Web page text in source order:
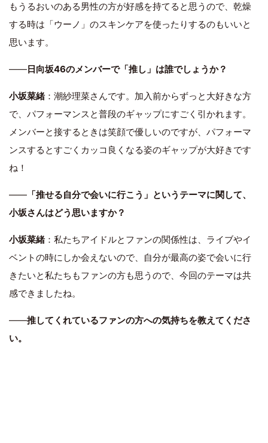
もうるおいのある男性の方が好感を持てると思うので、乾燥
する時は「ウーノ」のスキンケアを使ったりするのもいいと
思います。
――日向坂46のメンバーで「推し」は誰でしょうか？
小坂菜緒：潮紗理菜さんです。加入前からずっと大好きな方
で、パフォーマンスと普段のギャップにすごく引かれます。
メンバーと接するときは笑顔で優しいのですが、パフォーマ
ンスするとすごくカッコ良くなる姿のギャップが大好きです
ね！
―― 「推せる自分で会いに行こう」というテーマに関して、
小坂さんはどう思いますか？
小坂菜緒：私たちアイドルとファンの関係性は、ライブやイ
ベントの時にしか会えないので、自分が最高の姿で会いに行
きたいと私たちもファンの方も思うので、今回のテーマは共
感できましたね。
――推してくれているファンの方への気持ちを教えてくださ
い。